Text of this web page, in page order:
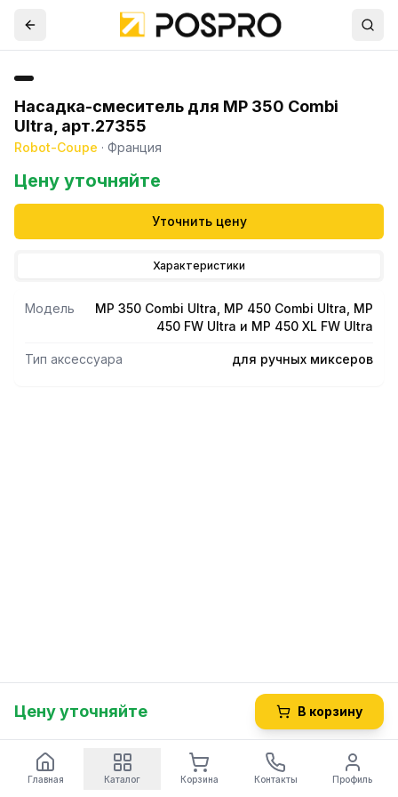
Насадка-смеситель для MP 350 Combi
Ultra, арт.27355
Robot-Coupe · Франция
Цену уточняйте
Уточнить цену
Характеристики
Модель
MP 350 Combi Ultra, MP 450 Combi Ultra, MP
450 FW Ultra и MP 450 XL FW Ultra
Тип аксессуара для ручных миксеров
Цену уточняйте В корзину
Главная Каталог Корзина Контакты Профиль